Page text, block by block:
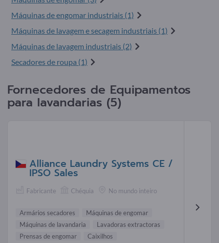
Máquinas de engomar industriais (1)
Máquinas de lavagem e secagem industriais (1)
Máquinas de lavagem industriais (2)
Secadores de roupa (1)
Fornecedores de Equipamentos
para lavandarias (5)
Alliance Laundry Systems CE /
IPSO Sales
Fabricante Chéquia No mundo inteiro
Armários secadores
Máquinas de engomar
Máquinas de lavandaria
Lavadoras extractoras
Prensas de engomar
Caixilhos